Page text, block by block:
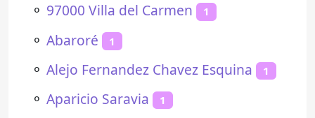
⚬ 97000 Villa del Carmen 1
⚬ Abaroré 1
⚬ Alejo Fernandez Chavez Esquina 1
⚬ Aparicio Saravia 1